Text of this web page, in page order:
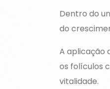
Dentro do
do
A aplicação
os folículos
vitalidade.